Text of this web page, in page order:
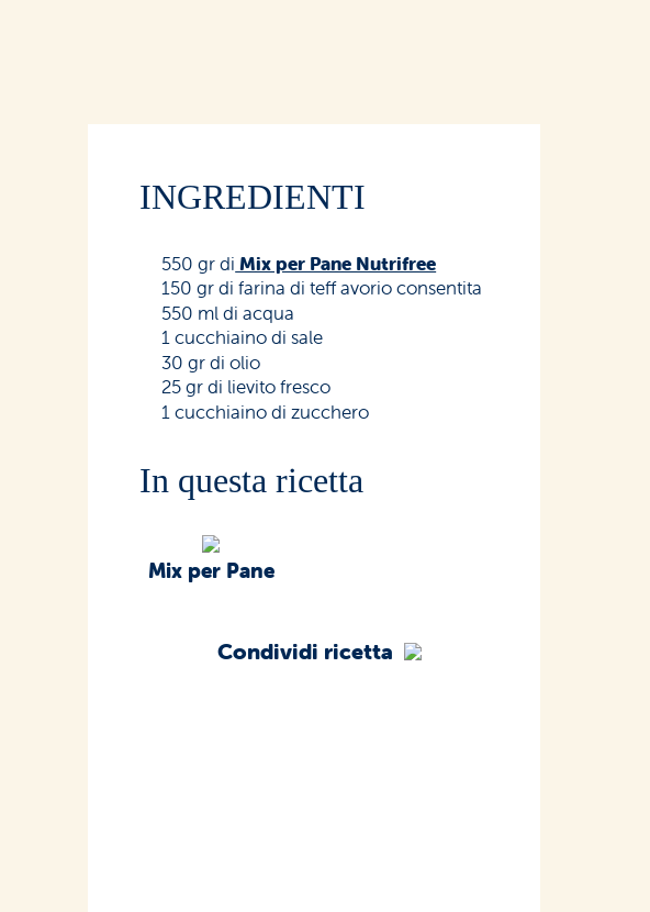
INGREDIENTI
550 gr di Mix per Pane Nutrifree
150 gr di farina di teff avorio consentita
550 ml di acqua
1 cucchiaino di sale
30 gr di olio
25 gr di lievito fresco
1 cucchiaino di zucchero
In questa ricetta
Mix per Pane
Condividi ricetta